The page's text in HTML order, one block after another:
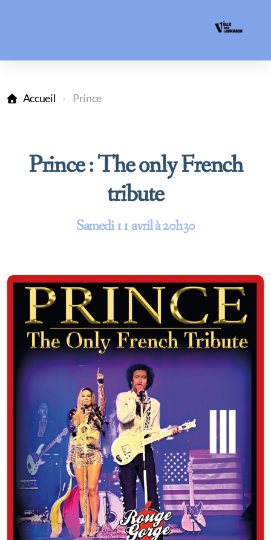
Accueil Prince
Prince : The only French
tribute
Samedi 11 avril à 20h30